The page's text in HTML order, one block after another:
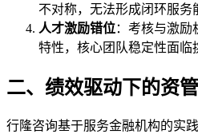
不对称，无法形成闭环服务
人才激励错位：考核与激励
特性，核心团队稳定性面临
二、绩效驱动下的资
行隆咨询基于服务金融机构的实